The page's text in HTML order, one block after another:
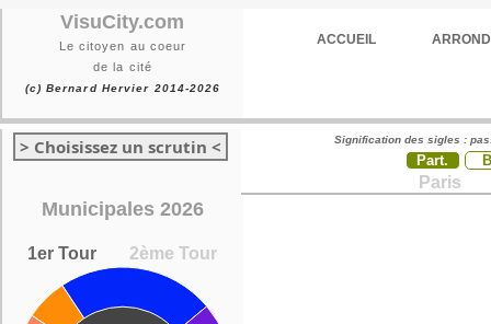
VisuCity.com
Le citoyen au coeur
de la cité
(c) Bernard Hervier 2014-2026
ACCUEIL
> Choisissez un scrutin <
Municipales 2026
1er Tour 2ème Tour
Signification des sigles :
Part.
Paris